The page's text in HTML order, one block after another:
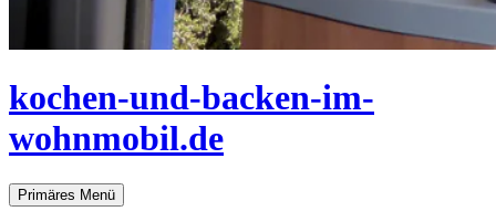
kochen-und-backen-im-
wohnmobil.de
Suchen
Primäres Menü